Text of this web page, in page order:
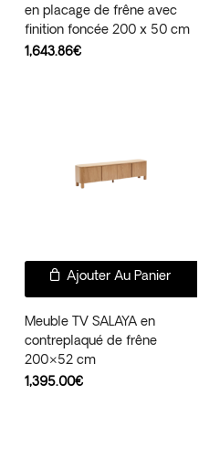
en placage de frêne avec
finition foncée 200 x 50 cm
1,643.86€
Ajouter Au Panier
Meuble TV SALAYA en
contreplaqué de frêne
200×52 cm
1,395.00€